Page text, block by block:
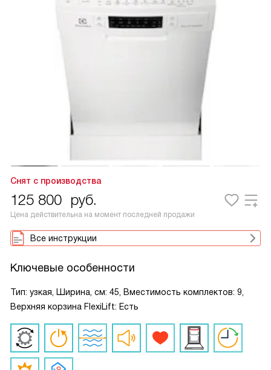
Снят с производства
125 800 руб.
Цена действительна на момент последней продажи
Все инструкции
Ключевые особенности
Тип: узкая, Ширина, см: 45, Вместимость комплектов: 9,
Верхняя корзина FlexiLift: Есть